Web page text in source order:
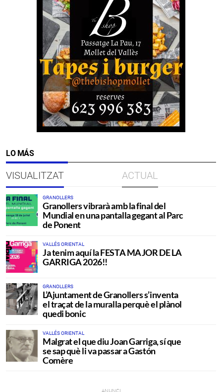
LO MÁS
VISUALITZAT ACTUAL
GRANOLLERS
Granollers vibrarà amb la final del
Mundial en una pantalla gegant al Parc
de Ponent
VALLÉS ORIENTAL
Ja tenim aquí la FESTA MAJOR DE LA
GARRIGA 2026!!
GRANOLLERS
L’Ajuntament de Granollers s’inventa
el traçat de la muralla perquè el plànol
quedi bonic
VALLÉS ORIENTAL
Malgrat el que diu Joan Garriga, sí que
se sap què li va passar a Gastón
Comère